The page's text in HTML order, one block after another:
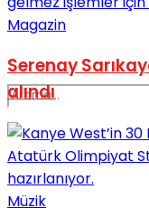
Magazin
Serenay
alındı
Müzik